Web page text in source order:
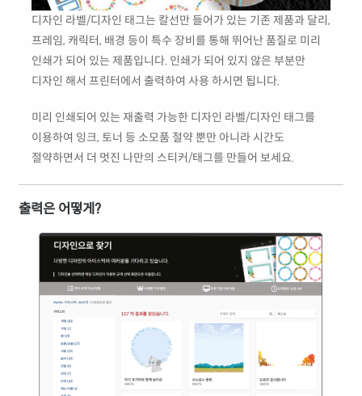
디자인 라벨/디자인 태그는 칼선만 들어가 있는 기존 제품과 달리,
프레임, 캐릭터, 배경 등이 특수 장비를 통해 뛰어난 품질로 미리
인쇄가 되어 있는 제품입니다. 인쇄가 되어 있지 않은 부분만
디자인 해서 프린터에서 출력하여 사용 하시면 됩니다.
미리 인쇄되어 있는 재출력 가능한 디자인 라벨/디자인 태그를
이용하여 잉크, 토너 등 소모품 절약 뿐만 아니라 시간도
절약하면서 더 멋진 나만의 스티커/태그를 만들어 보세요.
출력은 어떻게?